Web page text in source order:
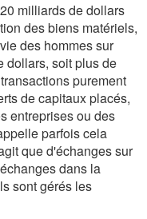
milliards de dollars
des biens matériels,
des hommes sur
dollars, soit plus de
purement
de capitaux placés,
entreprises ou des
parfois cela
que d'échanges sur
dans la
sont gérés les